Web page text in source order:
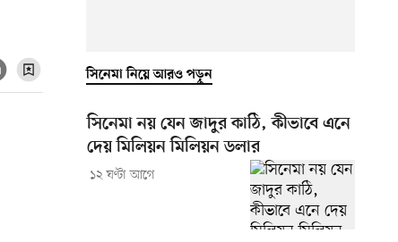
সিনেমা নিয়ে আরও পড়ুন
সিনেমা নয় যেন জাদুর কাঠি, কীভাবে এনে
দেয় মিলিয়ন মিলিয়ন ডলার
১২ ঘণ্টা আগে